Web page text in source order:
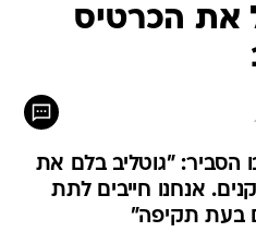
את הכרטיס
הסביר: "גוטליב בלם את
אנחנו חייבים לתת
בעת תקיפה"